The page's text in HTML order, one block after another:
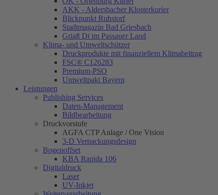
AKK - Aldersbacher Klosterkurier
Blickpunkt Ruhstorf
Stadtmagazin Bad Griesbach
Griaß Di im Passauer Land
Klima- und Umweltschützer
Druckprodukte mit finanziellem Klimabeitrag
FSC® C126283
Premium-PSO
Umweltpakt Bayern
Leistungen
Publishing Services
Daten-Management
Bildbearbeitung
Druckvorstufe
AGFA CTP Anlage / One Vision
3-D Verpackungsdesign
Bogenoffset
KBA Rapida 106
Digitaldruck
Laser
UV-Inkjet